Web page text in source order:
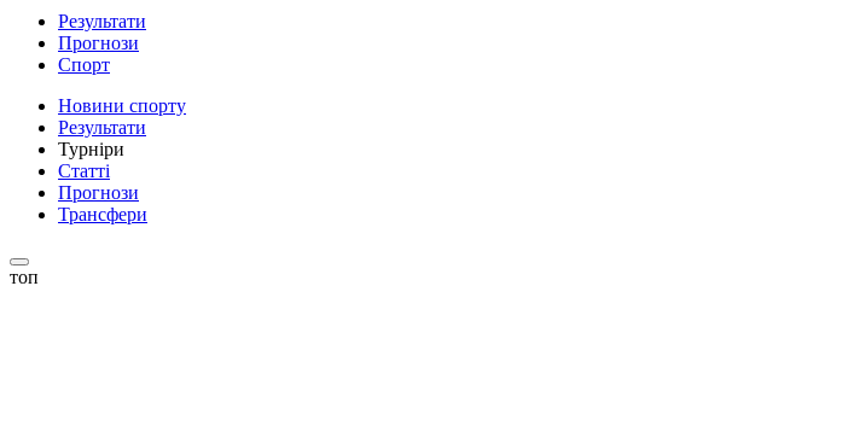
Результати
Прогнози
Спорт
Новини спорту
Результати
Турніри
Статті
Прогнози
Трансфери
топ